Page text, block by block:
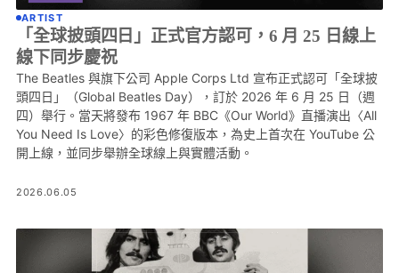
ARTIST
「全球披頭四日」正式官方認可，6 月 25 日線上
線下同步慶祝
The Beatles 與旗下公司 Apple Corps Ltd 宣布正式認可「全球披
頭四日」（Global Beatles Day），訂於 2026 年 6 月 25 日（週
四）舉行。當天將發布 1967 年 BBC《Our World》直播演出〈All
You Need Is Love〉的彩色修復版本，為史上首次在 YouTube 公
開上線，並同步舉辦全球線上與實體活動。
2026.06.05